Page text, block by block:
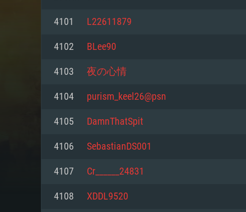
4101 L22611879
4102 BLee90
4103 夜の心情
4104 purism_keel26@psn
4105 DamnThatSpit
4106 SebastianDS001
4107 Cr______24831
4108 XDDL9520